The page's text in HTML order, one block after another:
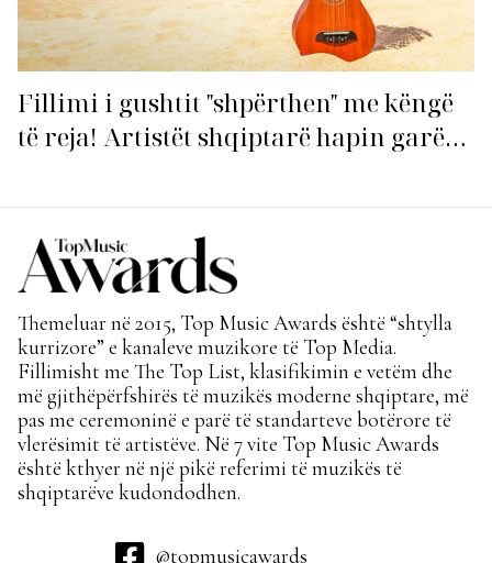
Fillimi i gushtit "shpërthen" me këngë
të reja! Artistët shqiptarë hapin garën
Themeluar në 2015, Top Music Awards është “shtylla
kurrizore” e kanaleve muzikore të Top Media.
Fillimisht me The Top List, klasifikimin e vetëm dhe
më gjithëpërfshirës të muzikës moderne shqiptare, më
pas me ceremoninë e parë të standarteve botërore të
vlerësimit të artistëve. Në 7 vite Top Music Awards
është kthyer në një pikë referimi të muzikës të
shqiptarëve kudondodhen.
@topmusicawards